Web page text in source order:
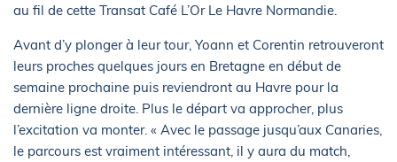
au fil de cette Transat Café L’Or Le Havre Normandie.
Avant d’y plonger à leur tour, Yoann et Corentin retrouveront
leurs proches quelques jours en Bretagne en début de
semaine prochaine puis reviendront au Havre pour la
dernière ligne droite. Plus le départ va approcher, plus
l’excitation va monter. « Avec le passage jusqu’aux Canaries,
le parcours est vraiment intéressant, il y aura du match,